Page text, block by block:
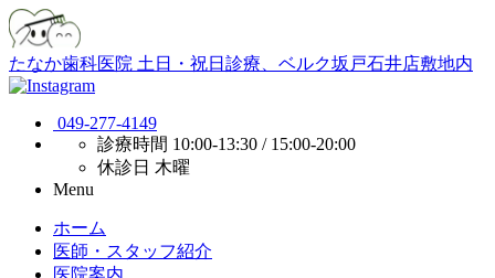
たなか歯科医院 土日・祝日診療、ベルク坂戸石井店敷地内
049-277-4149
診療時間 10:00-13:30 / 15:00-20:00
休診日 木曜
Menu
ホーム
医師・スタッフ紹介
医院案内